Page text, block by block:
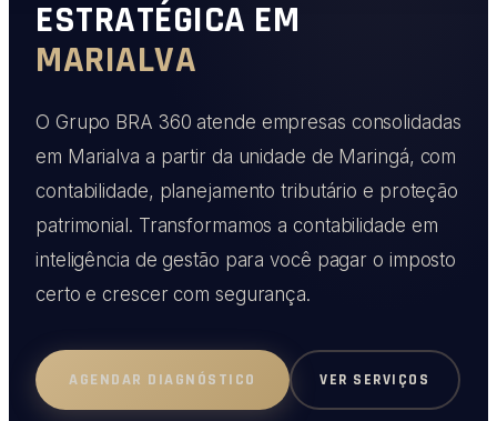
ESTRATÉGICA EM
MARIALVA
O Grupo BRA 360 atende empresas consolidadas
em Marialva a partir da unidade de Maringá, com
contabilidade, planejamento tributário e proteção
patrimonial. Transformamos a contabilidade em
inteligência de gestão para você pagar o imposto
certo e crescer com segurança.
AGENDAR DIAGNÓSTICO VER SERVIÇOS